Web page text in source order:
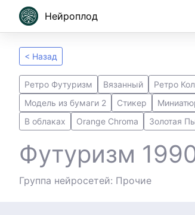
Нейроплод
< Назад
Ретро Футуризм Вязанный Ретро
Модель из бумаги 2
Стикер
В облаках
Orange Chroma Золотая
Футуризм
Группа нейросетей: Прочие